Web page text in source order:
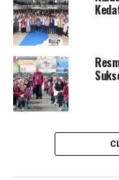
“Pada SNBP 2025
kuota yang tidak
bahwa kuota di PTN
berdasarkan daya
Pentingnya
Eduart juga
memiliki akun
menekankan